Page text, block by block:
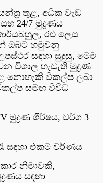
යන්ත්‍ර තුළ, අධික වැඩ
24/7 මුද්‍රණය
රළු ලෙස
ඔබට හමුවනු
සඳහා සුදුසු, මෙම
විශාල හැඩැති මුද්‍රණ
නොහැකි විකල්ප ලබා
සමඟ විවිධ
මුද්‍රණ ශීර්ෂය, වර්ග 3
රෑ සඳහා එකම වර්ණය
නිමාවකි,
සඳහා